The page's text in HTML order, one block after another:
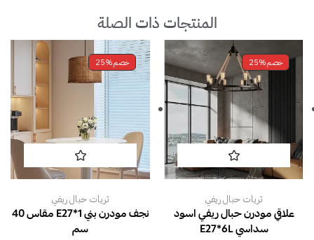
المنتجات ذات الصلة
خصم25%
ثريات حبال ريفي
علاقي مودرن حبال ريفي اسود
سداسي E27*6L
خصم25%
ثريات حبال ريفي
نجف مودرن بني E27*1 مقاس 40
سم